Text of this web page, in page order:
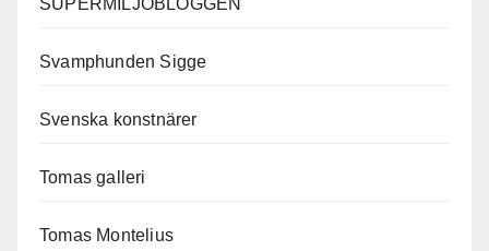
SUPERMILJÖBLOGGEN
Svamphunden Sigge
Svenska konstnärer
Tomas galleri
Tomas Montelius